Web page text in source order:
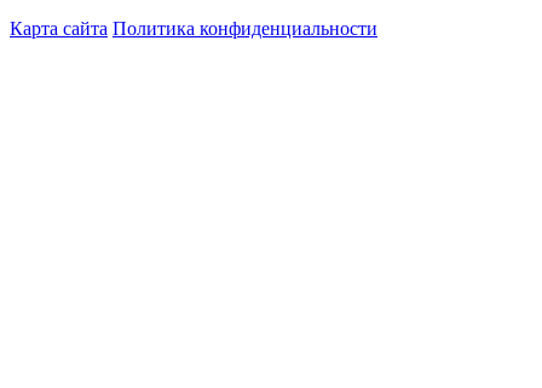
Карта сайта Политика конфиденциальности